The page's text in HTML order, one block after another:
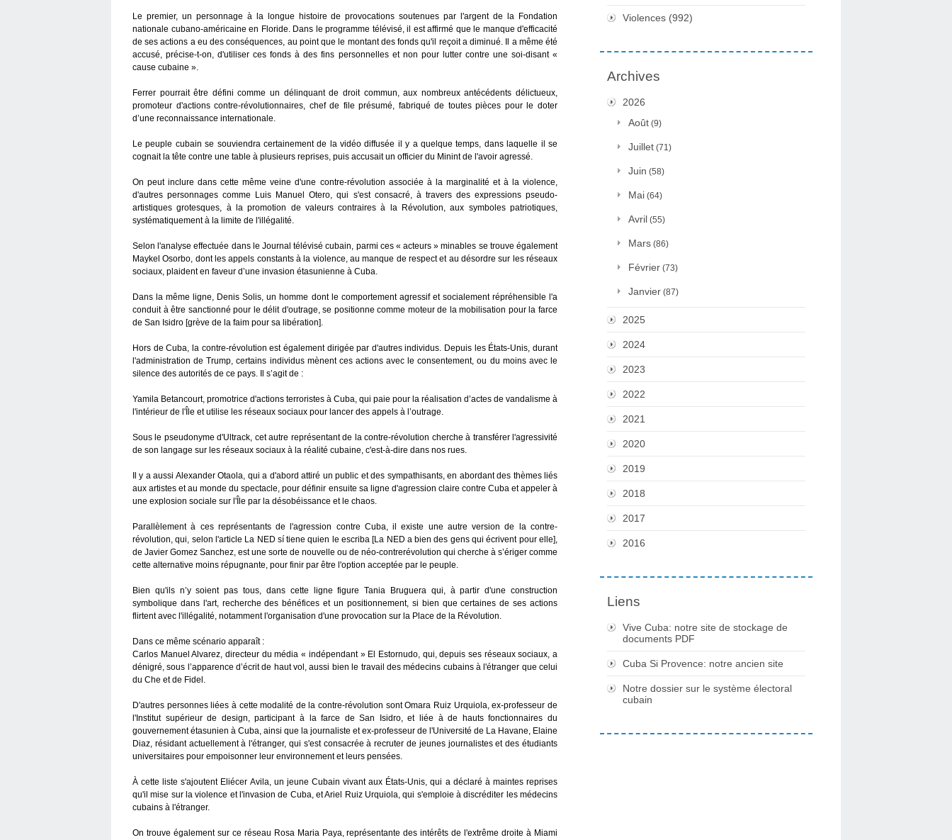
Le premier, un personnage à la longue histoire de provocations soutenues par l'argent de la Fondation
nationale cubano-américaine en Floride. Dans le programme télévisé, il est affirmé que le manque d'efficacité
de ses actions a eu des conséquences, au point que le montant des fonds qu'il reçoit a diminué. Il a même été
accusé, précise-t-on, d'utiliser ces fonds à des fins personnelles et non pour lutter contre une soi-disant «
cause cubaine ».
Ferrer pourrait être défini comme un délinquant de droit commun, aux nombreux antécédents délictueux,
promoteur d'actions contre-révolutionnaires, chef de file présumé, fabriqué de toutes pièces pour le doter
d’une reconnaissance internationale.
Le peuple cubain se souviendra certainement de la vidéo diffusée il y a quelque temps, dans laquelle il se
cognait la tête contre une table à plusieurs reprises, puis accusait un officier du Minint de l'avoir agressé.
On peut inclure dans cette même veine d'une contre-révolution associée à la marginalité et à la violence,
d'autres personnages comme Luis Manuel Otero, qui s'est consacré, à travers des expressions pseudo-
artistiques grotesques, à la promotion de valeurs contraires à la Révolution, aux symboles patriotiques,
systématiquement à la limite de l'illégalité.
Selon l'analyse effectuée dans le Journal télévisé cubain, parmi ces « acteurs » minables se trouve également
Maykel Osorbo, dont les appels constants à la violence, au manque de respect et au désordre sur les réseaux
sociaux, plaident en faveur d’une invasion étasunienne à Cuba.
Dans la même ligne, Denis Solis, un homme dont le comportement agressif et socialement répréhensible l'a
conduit à être sanctionné pour le délit d'outrage, se positionne comme moteur de la mobilisation pour la farce
de San Isidro [grève de la faim pour sa libération].
Hors de Cuba, la contre-révolution est également dirigée par d'autres individus. Depuis les États-Unis, durant
l'administration de Trump, certains individus mènent ces actions avec le consentement, ou du moins avec le
silence des autorités de ce pays. Il s’agit de :
Yamila Betancourt, promotrice d'actions terroristes à Cuba, qui paie pour la réalisation d’actes de vandalisme à
l'intérieur de l'Île et utilise les réseaux sociaux pour lancer des appels à l’outrage.
Sous le pseudonyme d'Ultrack, cet autre représentant de la contre-révolution cherche à transférer l'agressivité
de son langage sur les réseaux sociaux à la réalité cubaine, c'est-à-dire dans nos rues.
Il y a aussi Alexander Otaola, qui a d'abord attiré un public et des sympathisants, en abordant des thèmes liés
aux artistes et au monde du spectacle, pour définir ensuite sa ligne d'agression claire contre Cuba et appeler à
une explosion sociale sur l'Île par la désobéissance et le chaos.
Parallèlement à ces représentants de l'agression contre Cuba, il existe une autre version de la contre-
révolution, qui, selon l'article La NED sí tiene quien le escriba [La NED a bien des gens qui écrivent pour elle],
de Javier Gomez Sanchez, est une sorte de nouvelle ou de néo-contrerévolution qui cherche à s’ériger comme
cette alternative moins répugnante, pour finir par être l'option acceptée par le peuple.
Bien qu'ils n’y soient pas tous, dans cette ligne figure Tania Bruguera qui, à partir d'une construction
symbolique dans l'art, recherche des bénéfices et un positionnement, si bien que certaines de ses actions
flirtent avec l'illégalité, notamment l'organisation d'une provocation sur la Place de la Révolution.
Dans ce même scénario apparaît :
Carlos Manuel Alvarez, directeur du média « indépendant » El Estornudo, qui, depuis ses réseaux sociaux, a
dénigré, sous l’apparence d’écrit de haut vol, aussi bien le travail des médecins cubains à l'étranger que celui
du Che et de Fidel.
D'autres personnes liées à cette modalité de la contre-révolution sont Omara Ruiz Urquiola, ex-professeur de
l'Institut supérieur de design, participant à la farce de San Isidro, et liée à de hauts fonctionnaires du
gouvernement étasunien à Cuba, ainsi que la journaliste et ex-professeur de l'Université de La Havane, Elaine
Diaz, résidant actuellement à l'étranger, qui s'est consacrée à recruter de jeunes journalistes et des étudiants
universitaires pour empoisonner leur environnement et leurs pensées.
À cette liste s'ajoutent Eliécer Avila, un jeune Cubain vivant aux États-Unis, qui a déclaré à maintes reprises
qu'il mise sur la violence et l'invasion de Cuba, et Ariel Ruiz Urquiola, qui s'emploie à discréditer les médecins
cubains à l'étranger.
On trouve également sur ce réseau Rosa Maria Paya, représentante des intérêts de l'extrême droite à Miami
Violences (992)
Archives
2026
Août (9)
Juillet (71)
Juin (58)
Mai (64)
Avril (55)
Mars (86)
Février (73)
Janvier (87)
2025
2024
2023
2022
2021
2020
2019
2018
2017
2016
Liens
Vive Cuba: notre site de stockage de
documents PDF
Cuba Si Provence: notre ancien site
Notre dossier sur le système électoral
cubain